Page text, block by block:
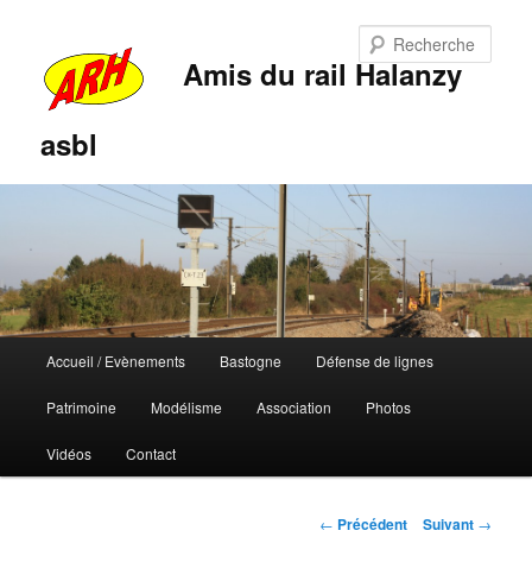
Amis du rail Halanzy
asbl
principal
Aller
au
contenu
Aller
au
contenu
Accueil / Evènements Bastogne Défense de lignes
Patrimoine Modélisme Association Photos
Vidéos Contact
Navigation
← Précédent Suivant →